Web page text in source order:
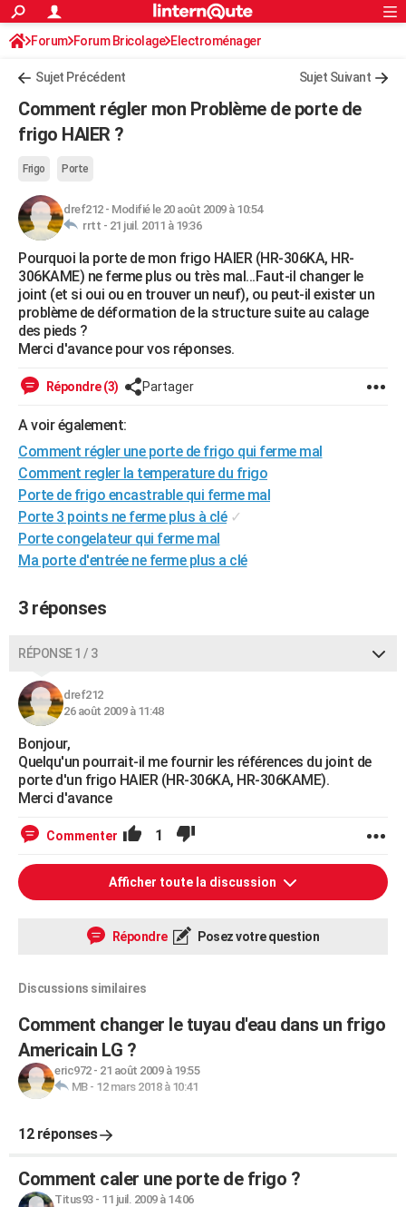
ACTUALITÉS
Politique
Société
Faits Divers
Education
Monde
Villes
+
Programme TV
TNTStreaming
Cinéma
Sorties cinéma
Musique
+FINANCE
Retraite
Impôts
Epargne
Immobilier
Risques naturels par ville
Banque
Assurance
Crédit
AUTO
Essais
Réserver un essai
Citadines
Berlines
SUV
Forum auto
HIGH-TECH
Mobiles
Meilleur smartphone
Internet
Ordinateurs
Jeux vidéo
Guide high-tech
BRICOLAGE
Forum
Aménagement intérieur
Extérieur
Cuisine
Salle de bains
Jardinage
Rangement
WEEK-END
Guides de France
Escapades
Patrimoine
Expositions
Musées
Week-end nature
+LIFESTYLE
Art de vivre
Bien-être
Loisirs
Mode
Modes de vie
SANTE
Alimentation
Guide de la santé
Maladies
Médicaments
Sommeil
VOYAGE
Destinations
City break
Voyage nature
Voyage de noces
Forum
Climat
+PHOTO
GUIDES D'ACHAT
BONS PLANS
CARTE DE VOEUX
Carte de Noël
Carte Bonne année
Carte Saint-Valentin
Carte Pâques
Carte d'anniversaire
Dictionnaire
Biographies
Citations
Expressions
Proverbes
PROGRAMME TV
COPAINS D'AVANT
S'inscrire
Se connecter
Lycées
Collèges
Primaires
Universités
Entreprises
Service militaire
Avis de recherche
AVIS DE DÉCÈS
FORUM
Bricolage
Lifestyle
Culture
Sport
Auto
Television
Voyage
Cinema
S'inscrire
Connexion
Forum Forum Bricolage Electroménager
Sujet Précédent Sujet Suivant
Comment régler mon Problème de porte de
frigo HAIER ?
Frigo Porte
dref212- Modifié le 20 août 2009 à 10:54
rrtt - 21 juil. 2011 à 19:36
Pourquoi la porte de mon frigo HAIER (HR-306KA, HR-
306KAME) ne ferme plus ou très mal...Faut-il changer le
joint (et si oui ou en trouver un neuf), ou peut-il exister un
problème de déformation de la structure suite au calage
des pieds ?
Merci d'avance pour vos réponses.
Répondre (3) Partager
A voir également:
Comment régler une porte de frigo qui ferme mal
Comment regler la temperature du frigo
Porte de frigo encastrable qui ferme mal
Porte 3 points ne ferme plus à clé ✓
Porte congelateur qui ferme mal
Ma porte d'entrée ne ferme plus a clé
3 réponses
RÉPONSE 1 / 3
dref212
26 août 2009 à 11:48
Bonjour,
Quelqu'un pourrait-il me fournir les références du joint de
porte d'un frigo HAIER (HR-306KA, HR-306KAME).
Merci d'avance
Commenter 1
Afficher toute la discussion
Répondre Posez votre question
Discussions similaires
Comment changer le tuyau d'eau dans un frigo
Americain LG ?
eric972- 21 août 2009 à 19:55
MB- 12 mars 2018 à 10:41
12 réponses
Comment caler une porte de frigo ?
Titus93- 11 juil. 2009 à 14:06